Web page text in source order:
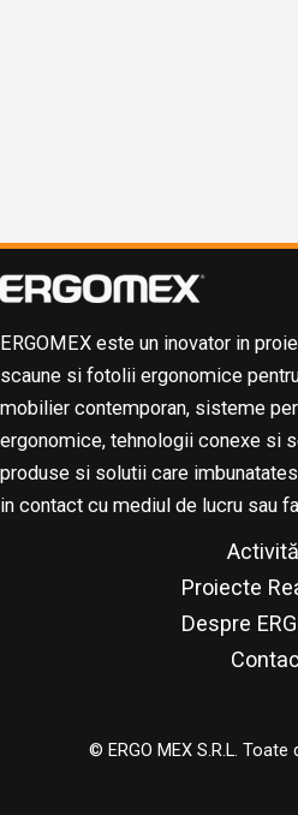
ERGOMEX este un inovator in
scaune si fotolii ergonomice
mobilier contemporan, sisteme
ergonomice, tehnologii conexe si
produse si solutii care
in contact cu mediul de lucru sau
Proiecte
Despre
© ERGO MEX S.R.L.